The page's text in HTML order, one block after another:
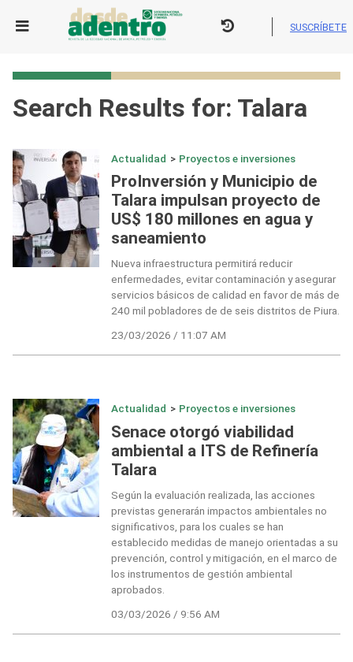
SUSCRÍBETE
Search Results for: Talara
Actualidad > Proyectos e inversiones
ProInversión y Municipio de
Talara impulsan proyecto de
US$ 180 millones en agua y
saneamiento
Nueva infraestructura permitirá reducir
enfermedades, evitar contaminación y asegurar
servicios básicos de calidad en favor de más de
240 mil pobladores de de seis distritos de Piura.
23/03/2026 / 11:07 AM
Actualidad > Proyectos e inversiones
Senace otorgó viabilidad
ambiental a ITS de Refinería
Talara
Según la evaluación realizada, las acciones
previstas generarán impactos ambientales no
significativos, para los cuales se han
establecido medidas de manejo orientadas a su
prevención, control y mitigación, en el marco de
los instrumentos de gestión ambiental
aprobados.
03/03/2026 / 9:56 AM